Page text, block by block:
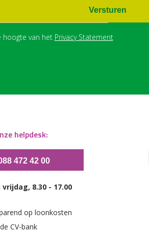
hoogte van het Privacy Statement
Versturen
helpdesk:
472 42 00
8.30 - 17.00
op loonkosten
CV-bank